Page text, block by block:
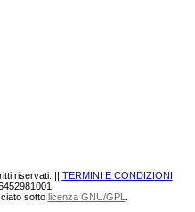
riservati. || TERMINI E CONDIZIONI
sotto licenza GNU/GPL